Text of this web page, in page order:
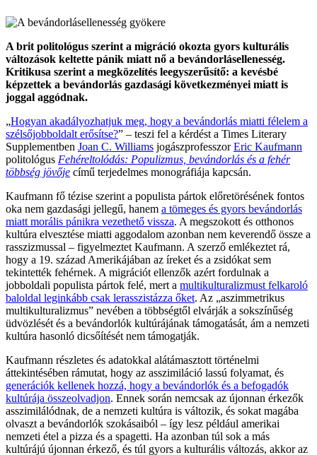
A brit politológus szerint a migráció okozta gyors kulturális
változások keltette pánik miatt nő a bevándorlásellenesség.
Kritikusa szerint a megközelítés leegyszerűsítő: a kevésbé
képzettek a bevándorlás gazdasági következményei miatt is
joggal aggódnak.
„Hogyan akadályozhatjuk meg, hogy a bevándorlás miatti félelem a
szélsőjobboldalt erősítse?” – teszi fel a kérdést a Times Literary
Supplementben Joan C. Williams jogászprofesszorEric Kaufmann
politológus Fehéreltolódás: Populizmus, bevándorlás és a fehér
többség jövője című terjedelmes monográfiája kapcsán.
Kaufmann fő tézise szerint a populista pártok előretörésének fontos
oka nem gazdasági jellegű, hanem a tömeges és gyors bevándorlás
miatt morális pánikra vezethető vissza. A megszokott és otthonos
kultúra elvesztése miatti aggodalom azonban nem keverendő össze a
rasszizmussal – figyelmeztet Kaufmann. A szerző emlékeztet rá,
hogy a 19. század Amerikájában az íreket és a zsidókat sem
tekintették fehérnek. A migrációt ellenzők azért fordulnak a
jobboldali populista pártok felé, mert a multikulturalizmust felkaroló
baloldal leginkább csak lerasszistázza őket. Az „aszimmetrikus
multikulturalizmus” nevében a többségtől elvárják a sokszínűség
üdvözlését és a bevándorlók kultúrájának támogatását, ám a nemzeti
kultúra hasonló dicsőítését nem támogatják.
Kaufmann részletes és adatokkal alátámasztott történelmi
áttekintésében rámutat, hogy az asszimiláció lassú folyamat, és
generációk kellenek hozzá, hogy a bevándorlók és a befogadók
kultúrája összeolvadjon. Ennek során nemcsak az újonnan érkezők
asszimilálódnak, de a nemzeti kultúra is változik, és sokat magába
olvaszt a bevándorlók szokásaiból – így lesz például amerikai
nemzeti étel a pizza és a spagetti. Ha azonban túl sok a más
kultúrájú újonnan érkező, és túl gyors a kulturális változás, akkor az